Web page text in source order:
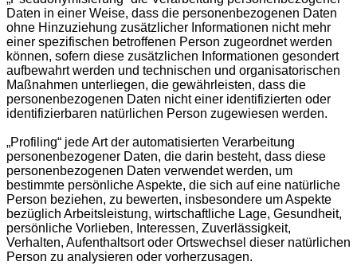
Daten in einer Weise, dass die personenbezogenen Daten
ohne Hinzuziehung zusätzlicher Informationen nicht mehr
einer spezifischen betroffenen Person zugeordnet werden
können, sofern diese zusätzlichen Informationen gesondert
aufbewahrt werden und technischen und organisatorischen
Maßnahmen unterliegen, die gewährleisten, dass die
personenbezogenen Daten nicht einer identifizierten oder
identifizierbaren natürlichen Person zugewiesen werden.
„Profiling“ jede Art der automatisierten Verarbeitung
personenbezogener Daten, die darin besteht, dass diese
personenbezogenen Daten verwendet werden, um
bestimmte persönliche Aspekte, die sich auf eine natürliche
Person beziehen, zu bewerten, insbesondere um Aspekte
bezüglich Arbeitsleistung, wirtschaftliche Lage, Gesundheit,
persönliche Vorlieben, Interessen, Zuverlässigkeit,
Verhalten, Aufenthaltsort oder Ortswechsel dieser natürlichen
Person zu analysieren oder vorherzusagen.